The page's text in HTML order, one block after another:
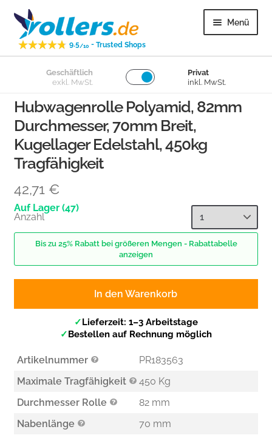
Zur
Navigation
springen
Zum
Inhalt
springen
9.5/10 - Trusted Shops
Menü
Lenkrollen
Bockrollen
Lose Räder
Überige
Kundenservice
öffnen
Geschäftlich
exkl. MwSt.
Privat
inkl. MwSt.
Hubwagenrolle Polyamid, 82mm
Durchmesser, 70mm Breit,
Kugellager Edelstahl, 450kg
Tragfähigkeit
42,71 €
(47)
Anzahl
Bis zu 25% Rabatt bei größeren Mengen - Rabattabelle
anzeigen
In den Warenkorb
✓Lieferzeit: 1–3 Arbeitstage
✓Bestellen auf Rechnung möglich
Artikelnummer
PR183563
Maximale Tragfähigkeit
450 Kg
Durchmesser Rolle
82 mm
Nabenlänge
70 mm